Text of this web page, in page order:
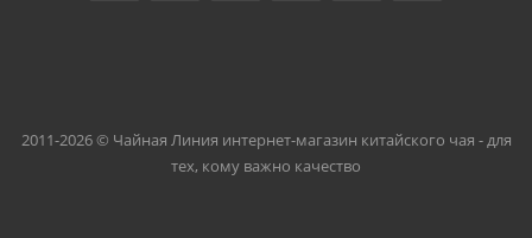
2011-2026 © Чайная Линия интернет-магазин китайского чая - для
тех, кому важно качество